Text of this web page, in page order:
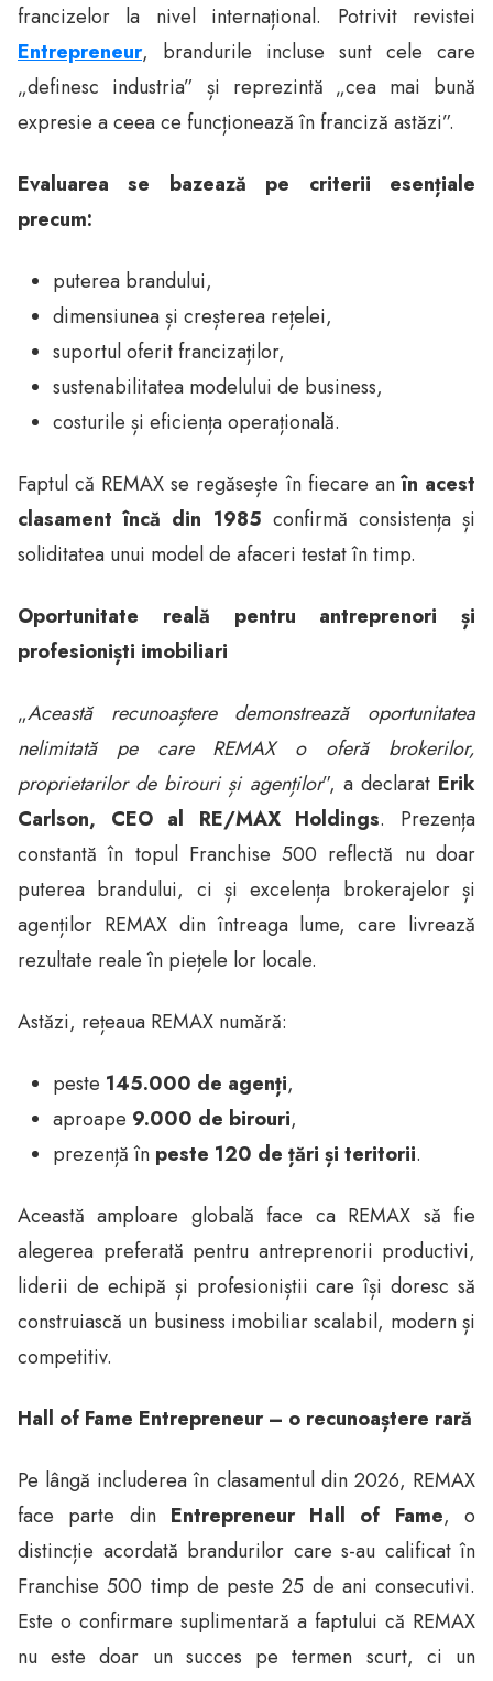
francizelor la nivel internațional. Potrivit revistei
Entrepreneur, brandurile incluse sunt cele care
„definesc industria” și reprezintă „cea mai bună
expresie a ceea ce funcționează în franciză astăzi”.
Evaluarea se bazează pe criterii esențiale
precum:
puterea brandului,
dimensiunea și creșterea rețelei,
suportul oferit francizaților,
sustenabilitatea modelului de business,
costurile și eficiența operațională.
Faptul că REMAX se regăsește în fiecare anîn acest
clasament încă din 1985 confirmă consistența și
soliditatea unui model de afaceri testat în timp.
Oportunitate reală pentru antreprenori și
profesioniști imobiliari
„Această recunoaștere demonstrează oportunitatea
nelimitată pe care REMAX o oferă brokerilor,
proprietarilor de birouri și agenților”, a declarat Erik
Carlson, CEO al RE/MAX Holdings. Prezența
constantă în topul Franchise 500 reflectă nu doar
puterea brandului, ci și excelența brokerajelor și
agenților REMAX din întreaga lume, care livrează
rezultate reale în piețele lor locale.
Astăzi, rețeaua REMAX numără:
peste 145.000 de agenți,
aproape 9.000 de birouri,
prezență în peste 120 de țări și teritorii.
Această amploare globală face ca REMAX să fie
alegerea preferată pentru antreprenorii productivi,
liderii de echipă și profesioniștii care își doresc să
construiască un business imobiliar scalabil, modern și
competitiv.
Hall of Fame Entrepreneur – o recunoaștere rară
Pe lângă includerea în clasamentul din 2026, REMAX
face parte din Entrepreneur Hall of Fame, o
distincție acordată brandurilor care s-au calificat în
Franchise 500 timp de peste 25 de ani consecutivi.
Este o confirmare suplimentară a faptului că REMAX
nu este doar un succes pe termen scurt, ci un